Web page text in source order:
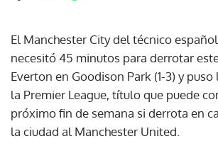
El Manchester City del técnico
necesitó 45 minutos para derrotar
Everton en Goodison Park (1-3) y
la Premier League, título que puede
próximo fin de semana si derrota en
la ciudad al Manchester United.